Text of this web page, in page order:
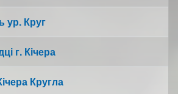
ур. Круг
г. Кічера
Кругла